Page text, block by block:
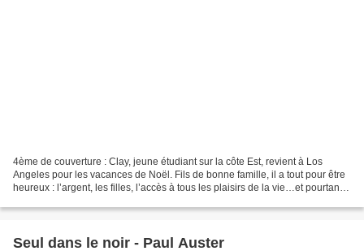
4ème de couverture : Clay, jeune étudiant sur la côte Est, revient à Los
Angeles pour les vacances de Noël. Fils de bonne famille, il a tout pour être
heureux : l’argent, les filles, l’accès à tous les plaisirs de la vie…et pourtant il
Seul dans le noir - Paul Auster